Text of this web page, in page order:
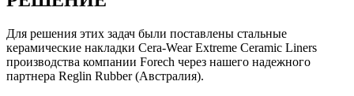
Для решения этих задач были поставлены стальные
керамические накладки Cera-Wear Extreme Ceramic Liners
производства компании Forech через нашего надежного
партнера Reglin Rubber (Австралия).